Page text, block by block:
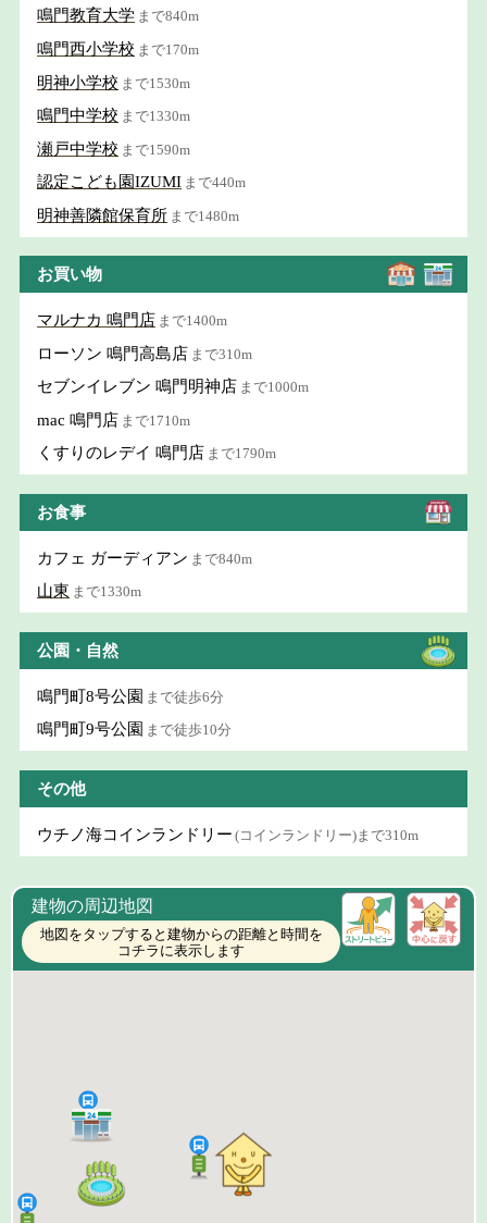
鳴門教育大学 まで840m
鳴門西小学校 まで170m
明神小学校 まで1530m
鳴門中学校 まで1330m
瀬戸中学校 まで1590m
認定こども園IZUMI まで440m
明神善隣館保育所 まで1480m
お買い物
マルナカ 鳴門店 まで1400m
ローソン 鳴門高島店 まで310m
セブンイレブン 鳴門明神店 まで1000m
mac 鳴門店 まで1710m
くすりのレデイ 鳴門店 まで1790m
お食事
カフェ ガーディアン まで840m
山東 まで1330m
公園・自然
鳴門町8号公園 まで徒歩6分
鳴門町9号公園 まで徒歩10分
その他
ウチノ海コインランドリー (コインランドリー)まで310m
建物の周辺地図
地図をタップすると建物からの距離と時間を
コチラに表示します